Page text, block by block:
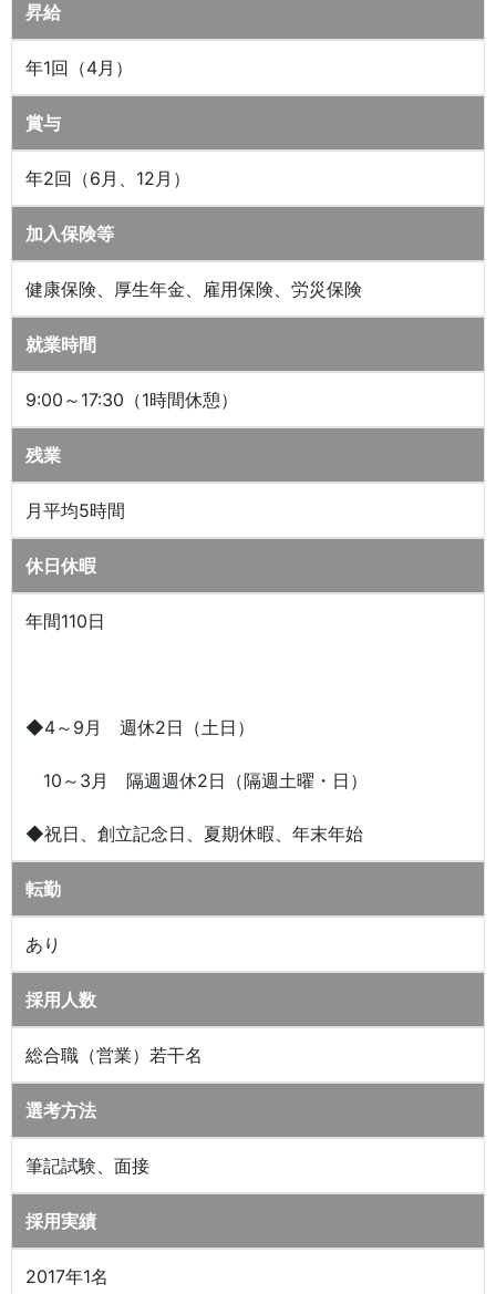
昇給
年1回（4月）
賞与
年2回（6月、12月）
加入保険等
健康保険、厚生年金、雇用保険、労災保険
就業時間
9:00～17:30（1時間休憩）
残業
月平均5時間
休日休暇
年間110日
◆4～9月 週休2日（土日）
10～3月 隔週週休2日（隔週土曜・日）
◆祝日、創立記念日、夏期休暇、年末年始
転勤
あり
採用人数
総合職（営業）若干名
選考方法
筆記試験、面接
採用実績
2017年1名